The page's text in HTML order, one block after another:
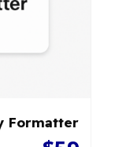
Formatter